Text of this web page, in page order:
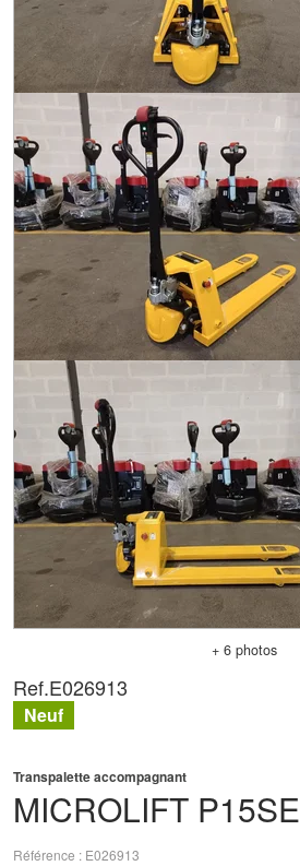
+ 6 photos
MICROLIFT P15SE
Transpalette accompagnant
Référence E026913
Ref.E026913
Neuf